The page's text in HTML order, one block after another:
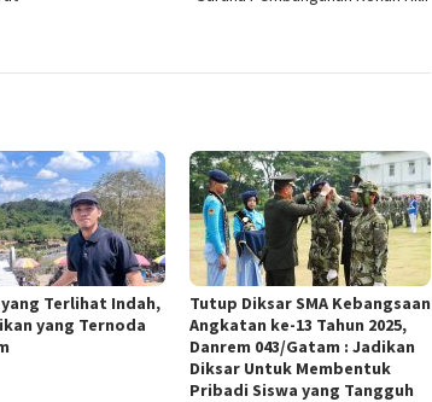
yang Terlihat Indah,
yang Ternoda
Tutup Diksar SMA Kebangsaan
Angkatan ke-13 Tahun 2025,
Danrem 043/Gatam : Jadikan
Diksar Untuk Membentuk
Pribadi Siswa yang Tangguh